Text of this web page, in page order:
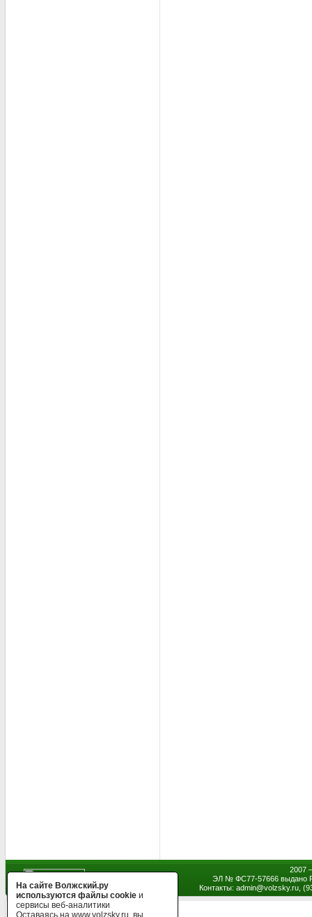
2007
ЭЛ № ФС77-57666 выдано
Контакты: admin@volzsky.ru,
На сайте Волжский.ру
используются файлы cookie и
сервисы веб-аналитики
Оставаясь на www.volzsky.ru, вы